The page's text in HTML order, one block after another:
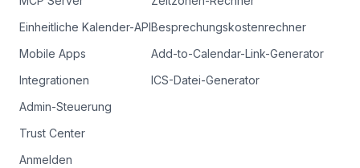
Einheitliche Kalender-API
Mobile Apps
Integrationen
Admin-Steuerung
Trust Center
Anmelden
Besprechungskostenrechner
Add-to-Calendar-Link-Generator
ICS-Datei-Generator